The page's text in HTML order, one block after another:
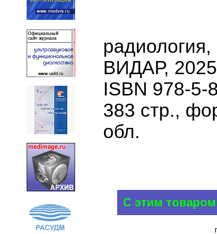
ВИДАР, 2025
ISBN 978-5-
383 стр.,
обл.
С этим